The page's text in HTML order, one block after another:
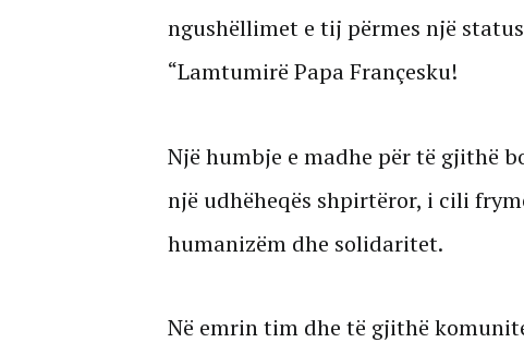
ngushëllimet e tij përmes një
“Lamtumirë Papa Françesku!
Një humbje e madhe për të gjithë
një udhëheqës shpirtëror, i cili
humanizëm dhe solidaritet.
Në emrin tim dhe të gjithë